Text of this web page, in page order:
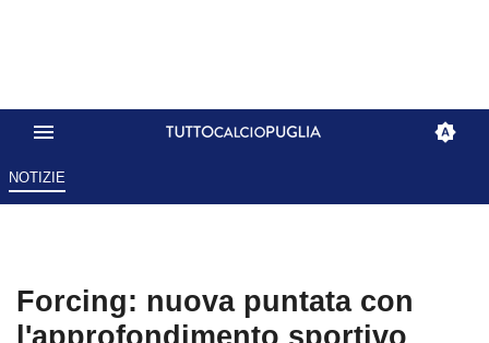
NOTIZIE
Forcing: nuova puntata con
l'approfondimento sportivo